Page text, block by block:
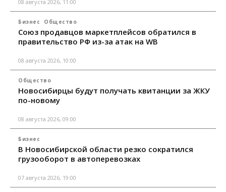
08 августа 2026, 11:00
Бизнес Общество
Союз продавцов маркетплейсов обратился в
правительство РФ из-за атак на WB
08 августа 2026, 10:00
Общество
Новосибирцы будут получать квитанции за ЖКУ
по-новому
08 августа 2026, 09:00
Бизнес
В Новосибирской области резко сократился
грузооборот в автоперевозках
07 августа 2026, 19:00